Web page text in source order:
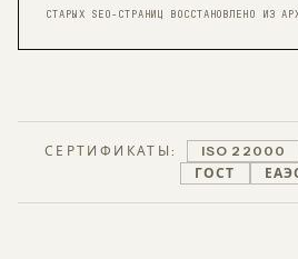
СТАРЫХ SEO-СТРАНИЦ ВОССТАНОВЛЕНО ИЗ
СЕРТИФИКАТЫ: ISO 22000
ГОСТ